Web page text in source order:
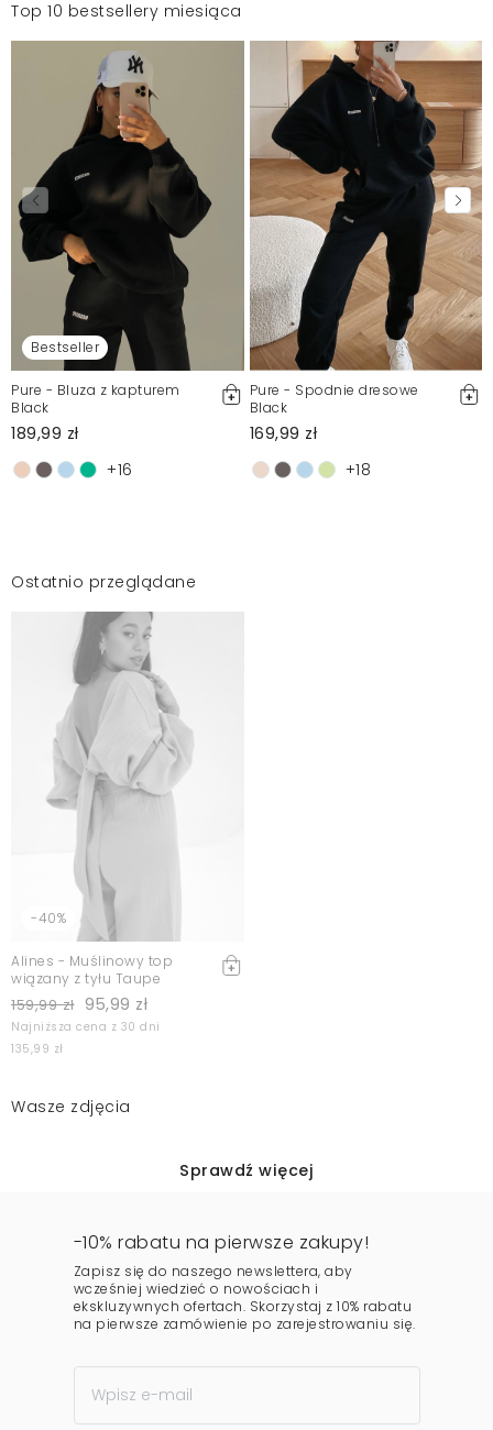
Top 10 bestsellery miesiąca
Bestseller
Pure - Bluza z kapturem
Black
189,99 zł
+16
Pure - Spodnie dresowe
Black
169,99 zł
+18
Ostatnio przeglądane
-40%
Alines - Muślinowy top
wiązany z tyłu Taupe
159,99 zł 95,99 zł
Najniższa cena z 30 dni
135,99 zł
Wasze zdjęcia
Sprawdź więcej
-10% rabatu na pierwsze zakupy!
Zapisz się do naszego newslettera, aby
wcześniej wiedzieć o nowościach i
ekskluzywnych ofertach. Skorzystaj z 10% rabatu
na pierwsze zamówienie po zarejestrowaniu się.